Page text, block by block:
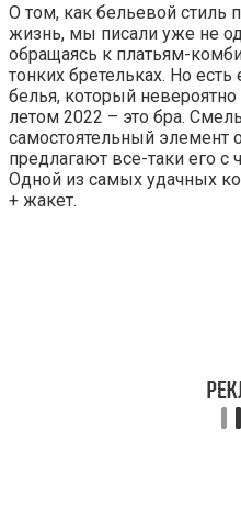
О том, как бельевой стиль
жизнь, мы писали уже не
обращаясь к платьям-
тонких бретельках. Но
белья, который
летом 2022 – это бра.
самостоятельный элемент
предлагают все-таки его с
Одной из самых удачных
+ жакет.